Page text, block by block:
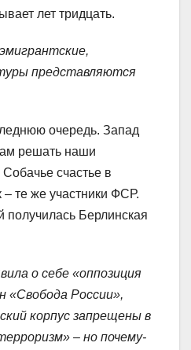
лет тридцать.
представляются
очередь. Запад
решать наши
Собачье счастье в
– те же участники ФСР.
получилась Берлинская
о себе «оппозиция
«Свобода России»,
корпус запрещены в
– но почему-